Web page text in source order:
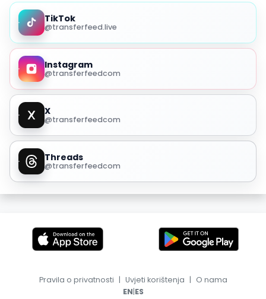
TikTok
@transferfeed.live
Instagram
@transferfeedcom
X
@transferfeedcom
Threads
@transferfeedcom
Pravila o privatnosti | Uvjeti korištenja | O nama
EN|ES